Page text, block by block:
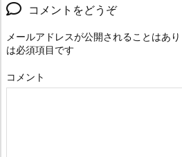
コメントをどうぞ
メールアドレスが公開されることはあり
は必須項目です
コメント